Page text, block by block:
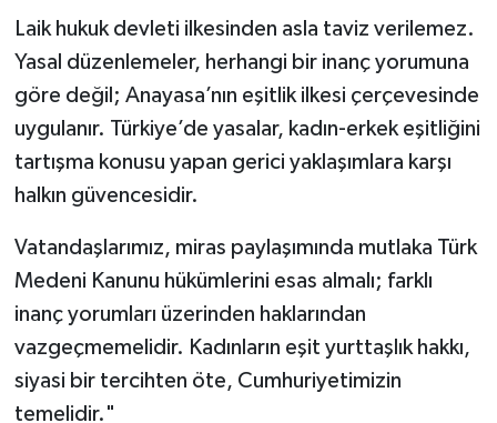
Laik hukuk devleti ilkesinden asla taviz verilemez.
Yasal düzenlemeler, herhangi bir inanç yorumuna
göre değil; Anayasa’nın eşitlik ilkesi çerçevesinde
uygulanır. Türkiye’de yasalar, kadın-erkek eşitliğini
tartışma konusu yapan gerici yaklaşımlara karşı
halkın güvencesidir.
Vatandaşlarımız, miras paylaşımında mutlaka Türk
Medeni Kanunu hükümlerini esas almalı; farklı
inanç yorumları üzerinden haklarından
vazgeçmemelidir. Kadınların eşit yurttaşlık hakkı,
siyasi bir tercihten öte, Cumhuriyetimizin
temelidir."